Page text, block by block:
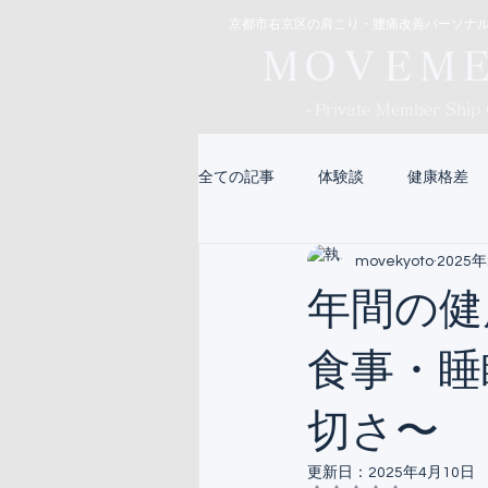
京都市右京区の肩こり・腰痛改善パーソナ
全ての記事 体験談 健康格差
肩こり ぎっくり腰
年間の
食事・
切さ〜
movekyoto 2025
更新日： 2025年4月10日